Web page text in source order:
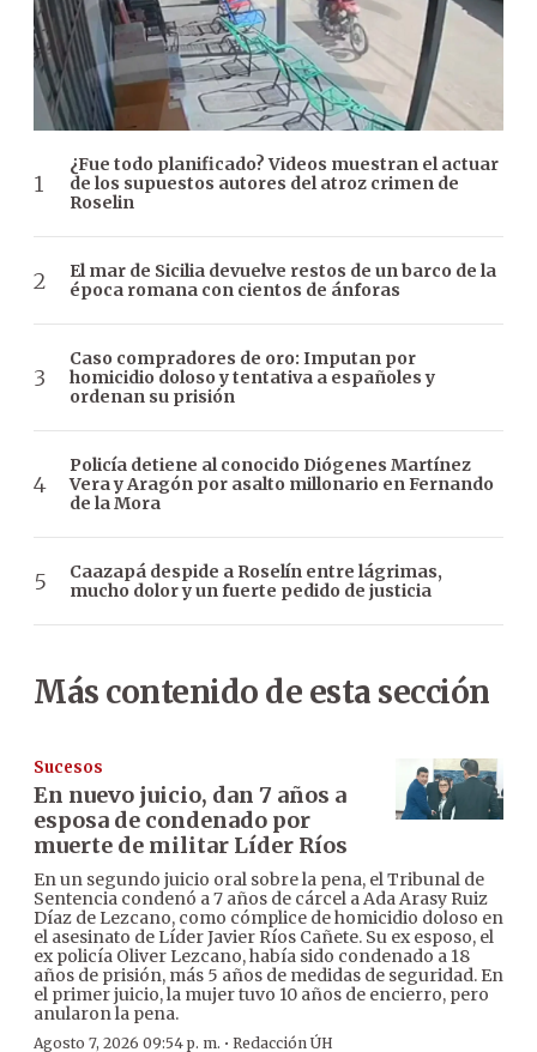
¿Fue todo planificado? Videos muestran el actuar
de los supuestos autores del atroz crimen de
Roselin
El mar de Sicilia devuelve restos de un barco de la
época romana con cientos de ánforas
Caso compradores de oro: Imputan por
homicidio doloso y tentativa a españoles y
ordenan su prisión
Policía detiene al conocido Diógenes Martínez
Vera y Aragón por asalto millonario en Fernando
de la Mora
Caazapá despide a Roselín entre lágrimas,
mucho dolor y un fuerte pedido de justicia
Más contenido de esta sección
Sucesos
En nuevo juicio, dan 7 años a
esposa de condenado por
muerte de militar Líder Ríos
En un segundo juicio oral sobre la pena, el Tribunal de
Sentencia condenó a 7 años de cárcel a Ada Arasy Ruiz
Díaz de Lezcano, como cómplice de homicidio doloso en
el asesinato de Líder Javier Ríos Cañete. Su ex esposo, el
ex policía Oliver Lezcano, había sido condenado a 18
años de prisión, más 5 años de medidas de seguridad. En
el primer juicio, la mujer tuvo 10 años de encierro, pero
anularon la pena.
Agosto 7, 2026 09:54 p. m. · Redacción ÚH